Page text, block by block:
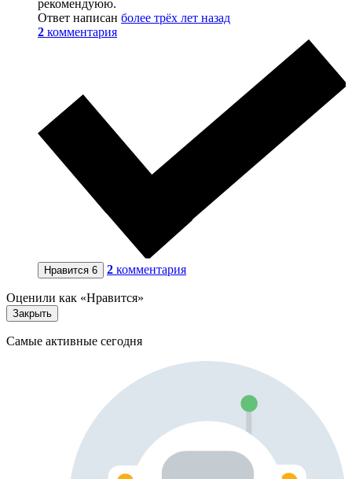
рекомендуюю.
Ответ написан более трёх лет назад
2 комментария
Нравится 6 2 комментария
Оценили как «Нравится»
Закрыть
Самые активные сегодня